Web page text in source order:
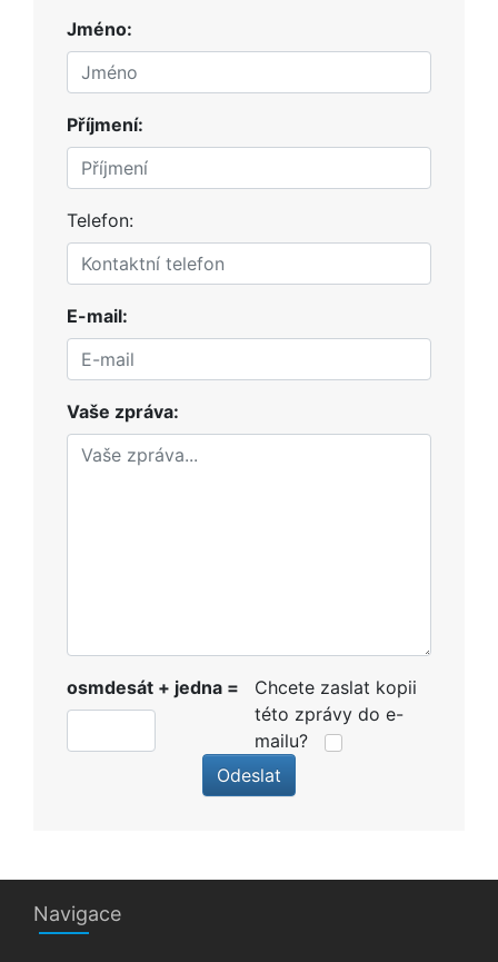
Jméno:
Příjmení:
Telefon:
E-mail:
Vaše zpráva:
osmdesát + jedna =
Chcete zaslat kopii
této zprávy do e-
mailu?
Odeslat
Navigace